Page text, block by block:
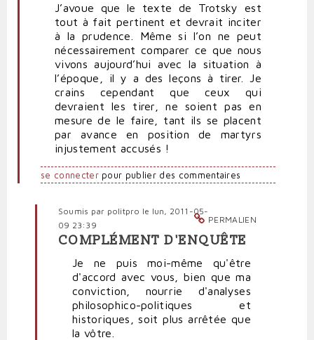
J’avoue que le texte de Trotsky est
tout à fait pertinent et devrait inciter
à la prudence. Même si l’on ne peut
nécessairement comparer ce que nous
vivons aujourd’hui avec la situation à
l’époque, il y a des leçons à tirer. Je
crains cependant que ceux qui
devraient les tirer, ne soient pas en
mesure de le faire, tant ils se placent
par avance en position de martyrs
injustement accusés !
se connecterpour publier des commentaires
PERMALIEN
Soumis par politpro le lun, 2011-05-
09 23:39
En
réponse
Très
intéressant
RST
COMPLÉMENT D'ENQUÊTE
Je ne puis moi-même qu'être
d'accord avec vous, bien que ma
conviction, nourrie d'analyses
philosophico-politiques et
historiques, soit plus arrêtée que
la vôtre.